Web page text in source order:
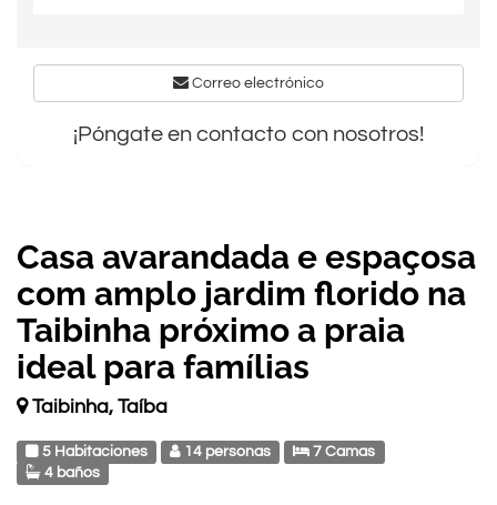
Casa avarandada e espaçosa
com amplo jardim florido na
Taibinha próximo a praia
ideal para famílias
Taibinha, Taíba
5 Habitaciones 14 personas
7 Camas
4 baños
Correo electrónico
¡Póngate en contacto con nosotros!